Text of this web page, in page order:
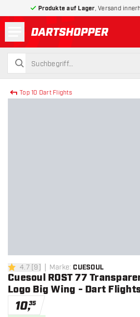
Produkte auf Lager , Versand
zurück zur Startseite
suchen
suchen
Top 10 Dart Flights
4.7 Bewertungssterne
4.7 [9] Marke: CUESOUL
Cuesoul ROST 77
Logo Big Wing - Dart
10,35